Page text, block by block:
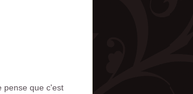
pense que c'est